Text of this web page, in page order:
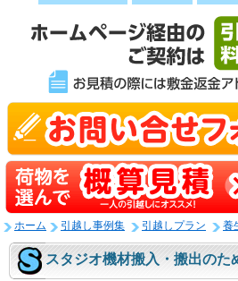
ホーム 引越し事例集 引越しプラン 養
スタジオ機材搬入・搬出のた